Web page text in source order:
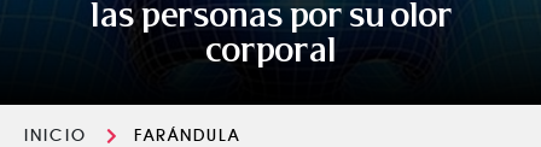
las personas por su olor
corporal
INICIO
FARÁNDULA